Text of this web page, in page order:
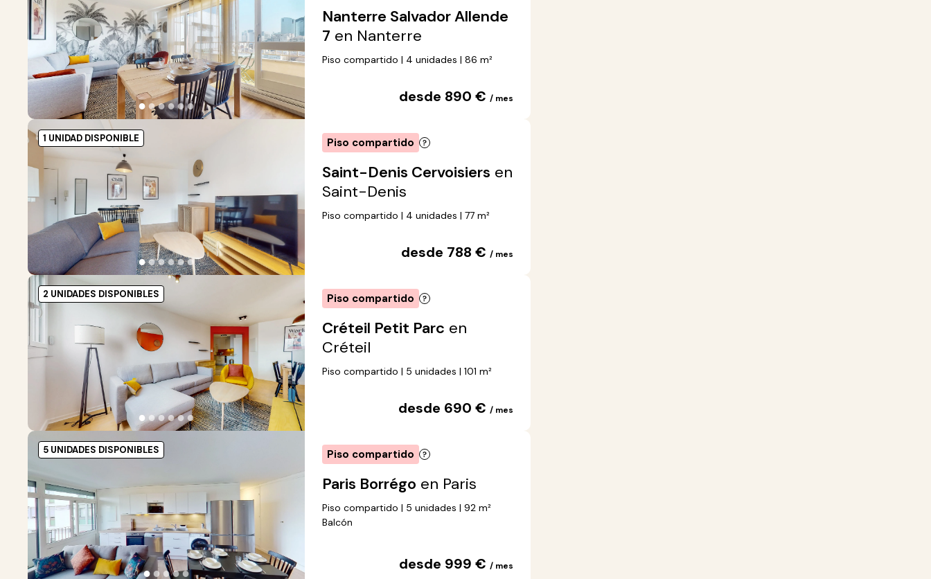
●●●●●●
Nanterre Salvador Allende
7 en Nanterre
Piso compartido | 4 unidades | 86 m²
desde 890 €/ mes
●●●●●●
1 UNIDAD DISPONIBLE Piso compartido
Saint-Denis Cervoisiers en
Saint-Denis
Piso compartido | 4 unidades | 77 m²
desde 788 €/ mes
●●●●●●
2 UNIDADES DISPONIBLES Piso compartido
Créteil Petit Parc en
Créteil
Piso compartido | 5 unidades | 101 m²
desde 690 €/ mes
●●●●●
5 UNIDADES DISPONIBLES Piso compartido
Paris Borrégo en Paris
Piso compartido | 5 unidades | 92 m²
Balcón
desde 999 €/ mes